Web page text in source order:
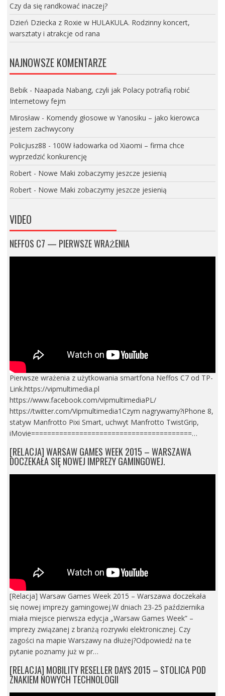
Czy da się randkować inaczej?
Dzień Dziecka z Roxie w HULAKULA. Rodzinny koncert,
warsztaty i atrakcje od rana
NAJNOWSZE KOMENTARZE
Bebik- Naapada Nabang, czyli jak Polacy potrafią robić
Internetowy fejm
Mirosław- Komendy głosowe w Yanosiku – jako kierowca
jestem zachwycony
Policjusz88 - 100W ładowarka od Xiaomi – firma chce
wyprzedzić konkurencję
Robert- Nowe Maki zobaczymy jeszcze jesienią
Robert- Nowe Maki zobaczymy jeszcze jesienią
VIDEO
NEFFOS C7 — PIERWSZE WRAŻENIA
Pierwsze wrażenia z użytkowania smartfona Neffos C7 od TP-
Link.https://vipmultimedia.pl
https://www.facebook.com/vipmultimediaPL/
https://twitter.com/Vipmultimedia1Czym nagrywamy?iPhone 8,
statyw Manfrotto Pixi Smart, uchwyt Manfrotto TwistGrip,
iMovie========================================…
[RELACJA] WARSAW GAMES WEEK 2015 – WARSZAWA
DOCZEKAŁA SIĘ NOWEJ IMPREZY GAMINGOWEJ.
[Relacja] Warsaw Games Week 2015 – Warszawa doczekała
się nowej imprezy gamingowej.W dniach 23-25 października
miała miejsce pierwsza edycja „Warsaw Games Week” –
imprezy związanej z branżą rozrywki elektronicznej. Czy
zagości na mapie Warszawy na dłużej?Odpowiedź na te
pytanie poznamy już w pr…
[RELACJA] MOBILITY RESELLER DAYS 2015 – STOLICA POD
ZNAKIEM NOWYCH TECHNOLOGII